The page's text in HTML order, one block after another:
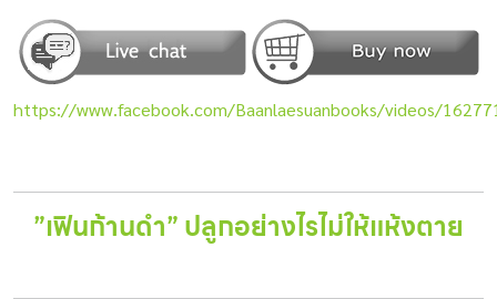
https://www.facebook.com/Baanlaesuanbooks/videos/
”เฟินก้านดำ” ปลูกอย่างไรไม่ให้แห้งตาย